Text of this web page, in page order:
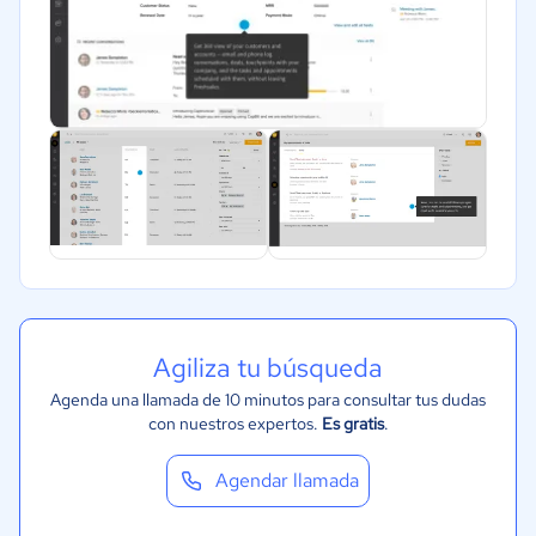
Agiliza tu búsqueda
Agenda una llamada de 10 minutos para consultar tus dudas
con nuestros expertos. Es gratis.
Agendar llamada